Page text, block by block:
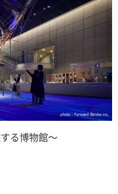
る博物館～